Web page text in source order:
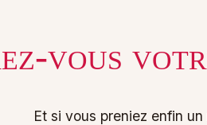
vous
Et si vous preniez enfin